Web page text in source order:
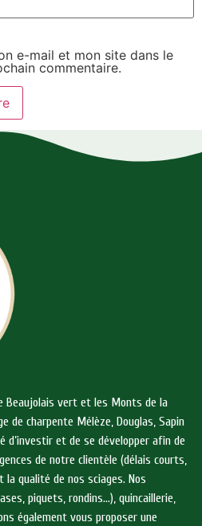
e-mail et mon site dans le
commentaire.
Beaujolais vert et les Monts de la
de charpente Mélèze, Douglas, Sapin
d’investir et de se développer afin de
de notre clientèle (délais courts,
qualité de nos sciages. Nos
piquets, rondins…), quincaillerie,
également vous proposer une